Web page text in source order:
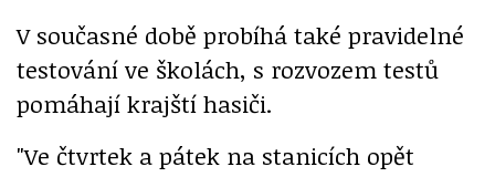
V současné době probíhá také pravidelné
testování ve školách, s rozvozem testů
pomáhají krajští hasiči.
"Ve čtvrtek a pátek na stanicích opět